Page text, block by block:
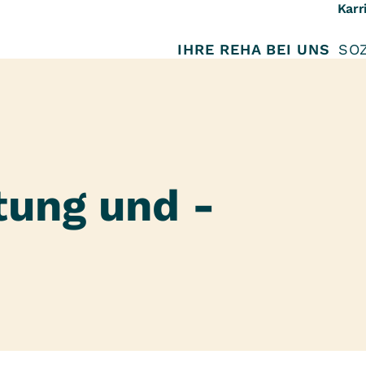
IHRE REHA BEI UNS
und -